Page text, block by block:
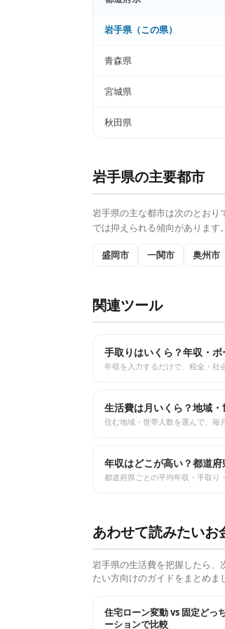
岩手県（この県）
青森県
宮城県
秋田県
岩手県の主要都市
岩手県の主な都市は次のとおり
では抑えられる傾向があります
盛岡市 一関市 奥州市
関連ツール
手取りはいくら？年収・
年収を入力するだけで、税金・社
生活費は月いくら？地域
住む地域・世帯人数を選んで、毎
年収はどこが高い？都道
都道府県ごとの平均年収・手取り
あわせて読みたいお
岩手県の生活費を把握したら、
たい方向けのガイドをまとめま
住宅ローン変動 vs 固定どっ
ーションで比較